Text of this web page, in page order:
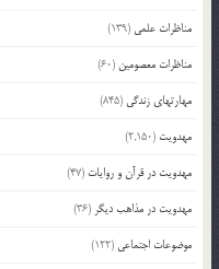
مناظرات علمی (139)
مناظرات معصومین (60)
مهارتهای زندگی (845)
مهدویت (2,150)
مهدویت در قرآن و روایات (47)
مهدویت در مذاهب دیگر (36)
موضوعات اجتماعی (122)